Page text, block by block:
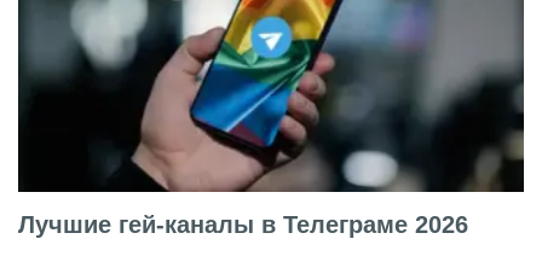
Лучшие гей-каналы в Телеграме 2026